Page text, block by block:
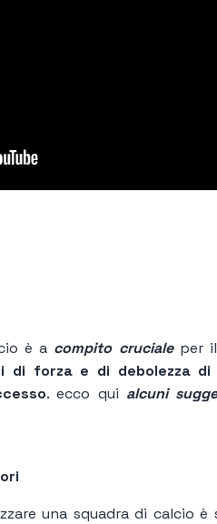
è a compito crucialeper il
di forza e di debolezza di
. ecco qui alcuni
una squadra di calcio